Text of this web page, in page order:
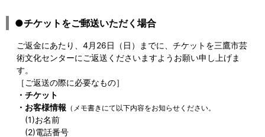
●チケットをご郵送いただく場合
ご返金にあたり、4月26日（日）までに、チケットを三鷹市芸
術文化センターにご返送くださいますようお願い申し上げま
す。
［ご返送の際に必要なもの］
・チケット
・お客様情報 （メモ書きにて以下内容をお知らせください。
(1)お名前
(2)電話番号